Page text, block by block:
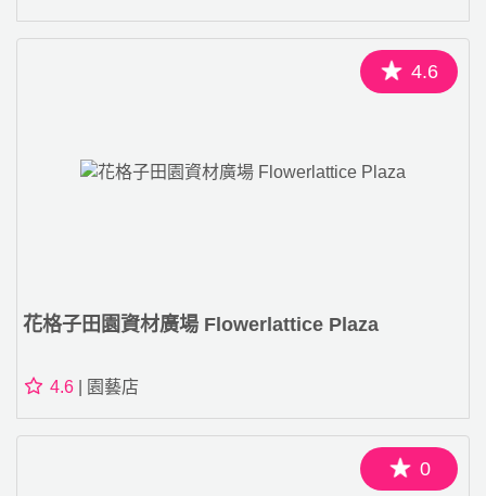
4.6
花格子田園資材廣場 Flowerlattice Plaza
4.6 | 園藝店
0